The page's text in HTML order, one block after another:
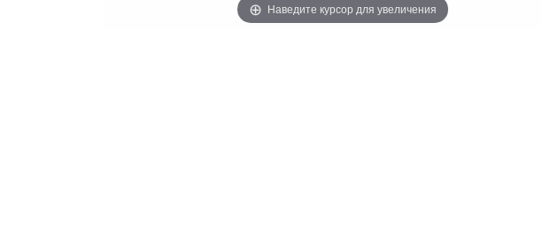
Наведите курсор для увеличения